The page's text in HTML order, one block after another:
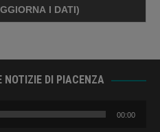
NOTIZIE DI PIACENZA
00:00